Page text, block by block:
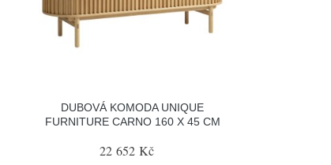
DUBOVÁ KOMODA UNIQUE
FURNITURE CARNO 160 X 45 CM
22 652 Kč